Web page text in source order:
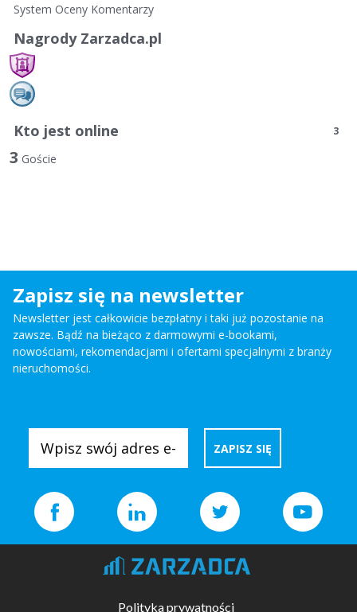
System Oceny Komentarzy
Nagrody Zarzadca.pl
Kto jest online 3
3 Goście
Zapisz się na newsletter
Newsletter jest całkowicie bezpłatny i taki już pozostanie na
zawsze. Bądź na bieżąco z darmowymi e-bookami,
nowościami, rekomendacjami i ofertami specjalnymi z branży
nieruchomości.
Polityka prywatności